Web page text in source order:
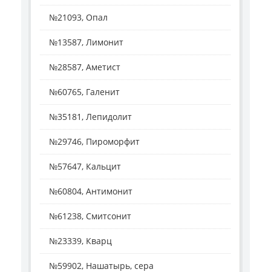
№21093, Опал
№13587, Лимонит
№28587, Аметист
№60765, Галенит
№35181, Лепидолит
№29746, Пироморфит
№57647, Кальцит
№60804, Антимонит
№61238, Смитсонит
№23339, Кварц
№59902, Нашатырь, сера